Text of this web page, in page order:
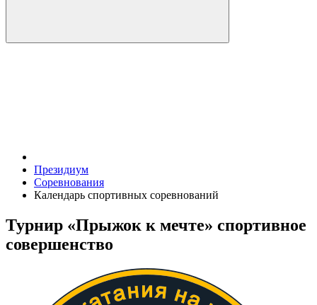
Президиум
Соревнования
Календарь спортивных соревнований
Турнир «Прыжок к мечте» спортивное
совершенство